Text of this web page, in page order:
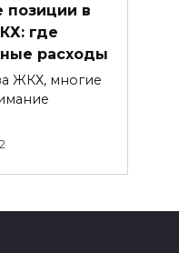
позиции в
где
расходы
ЖКХ, многие